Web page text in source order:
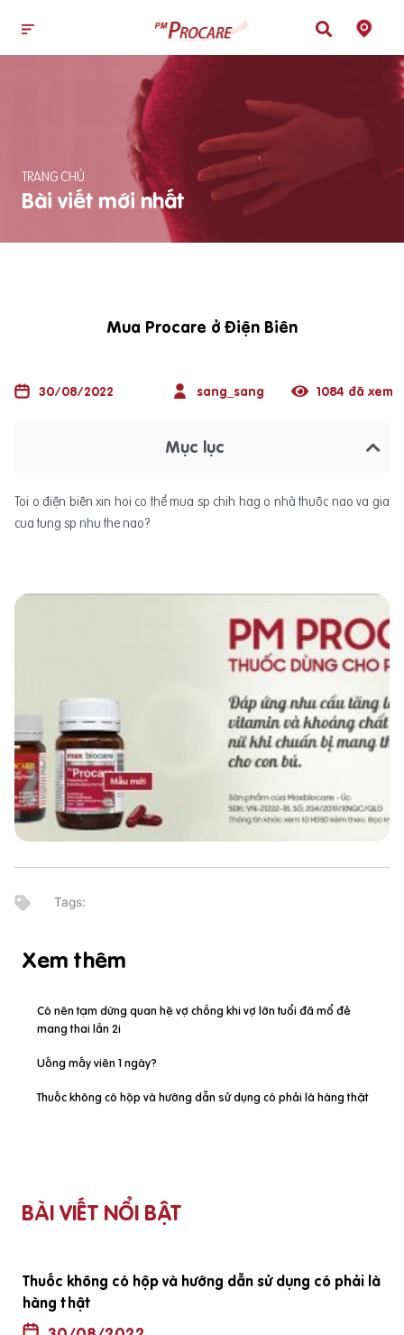
TRANG CHỦ
Bài viết mới nhất
Mua Procare ở Điện Biên
30/08/2022 sang_sang 1084 đã xem
Mục lục
Toi o điện biên xin hoi co thể mua sp chih hag o nhà thuôc nao va gia
cua tung sp nhu the nao?
Xem thêm
Có nên tạm dừng quan hệ vợ chồng khi vợ lớn tuổi đã mổ đẻ
mang thai lần 2i
Uống mấy viên 1 ngày?
Thuốc không có hộp và hướng dẫn sử dụng có phải là hàng thật
BÀI VIẾT NỔI BẬT
Thuốc không có hộp và hướng dẫn sử dụng có phải là
hàng thật